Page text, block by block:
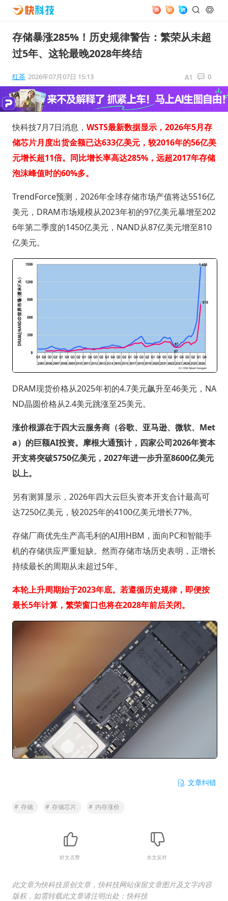
存储暴涨285%！历史规律警告：繁荣从未超
过5年、这轮最晚2028年终结
红茶 2026年07月07日 15:13 0
快科技7月7日消息， WSTS最新数据显示，2026年5月存
储芯片月度出货金额已达633亿美元，较2016年的56亿美
元增长超11倍。同比增长率高达285%，远超2017年存储
泡沫峰值时的60%多。
TrendForce预测，2026年全球存储市场产值将达5516亿
美元，DRAM市场规模从2023年初的97亿美元暴增至202
6年第二季度的1450亿美元，NAND从87亿美元增至810
亿美元。
DRAM现货价格从2025年初的4.7美元飙升至46美元，NA
ND晶圆价格从2.4美元跳涨至25美元。
涨价根源在于四大云服务商（谷歌、亚马逊、微软、Met
a）的巨额AI投资。摩根大通预计，四家公司2026年资本
开支将突破5750亿美元，2027年进一步升至8600亿美元
以上。
另有测算显示，2026年四大云巨头资本开支合计最高可
达7250亿美元，较2025年的4100亿美元增长77%。
存储厂商优先生产高毛利的AI用HBM，面向PC和智能手
机的存储供应严重短缺。然而存储市场历史表明，正增长
持续最长的周期从未超过5年。
本轮上升周期始于2023年底。若遵循历史规律，即便按
最长5年计算，繁荣窗口也将在2028年前后关闭。
文章纠错
# 存储 # 存储芯片 # 内存涨价
好文点赞 水文反对
此文章为快科技原创文章，快科技网站保留文章图片及文字内容
版权，如需转载此文章请注明出处：快科技